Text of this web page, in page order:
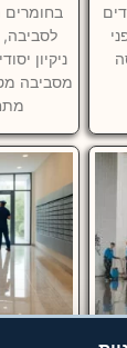
בחומרים
ניקיון
מסביבה